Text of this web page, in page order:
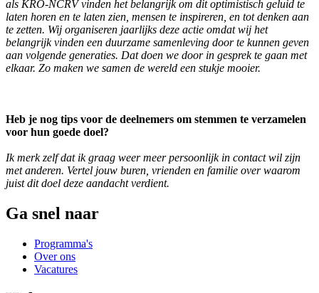
als KRO-NCRV vinden het belangrijk om dit optimistisch geluid te
laten horen en te laten zien, mensen te inspireren, en tot denken aan
te zetten. Wij organiseren jaarlijks deze actie omdat wij het
belangrijk vinden een duurzame samenleving door te kunnen geven
aan volgende generaties. Dat doen we door in gesprek te gaan met
elkaar. Zo maken we samen de wereld een stukje mooier.
Heb je nog tips voor de deelnemers om stemmen te verzamelen
voor hun goede doel?
Ik merk zelf dat ik graag weer meer persoonlijk in contact wil zijn
met anderen. Vertel jouw buren, vrienden en familie over waarom
juist dit doel deze aandacht verdient.
Ga snel naar
Programma's
Over ons
Vacatures